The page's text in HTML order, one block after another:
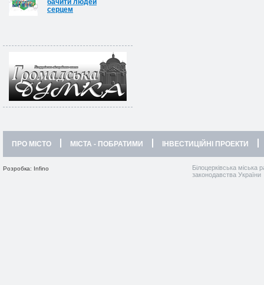
бачити людей
серцем
ПРО МІСТО МІСТА - ПОБРАТИМИ ІНВЕСТИЦІЙНІ ПРОЕКТИ
Розробка: Infino
Білоцерківська міська
законодавства України